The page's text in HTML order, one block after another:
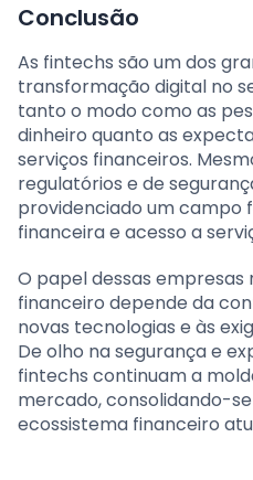
Conclusão
As fintechs são um dos
transformação digital no
tanto o modo como as
dinheiro quanto as
serviços financeiros.
regulatórios e de
providenciado um campo
financeira e acesso a
O papel dessas
financeiro depende da
novas tecnologias e às
De olho na segurança e
fintechs continuam a
mercado, consolidando-
ecossistema financeiro